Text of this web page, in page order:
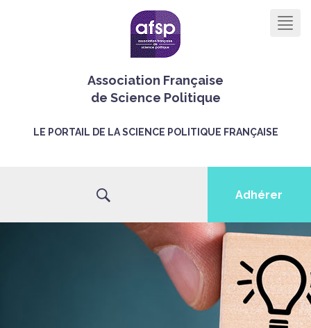
Association Française
de Science Politique
LE PORTAIL DE LA SCIENCE POLITIQUE FRANÇAISE
Adhérer